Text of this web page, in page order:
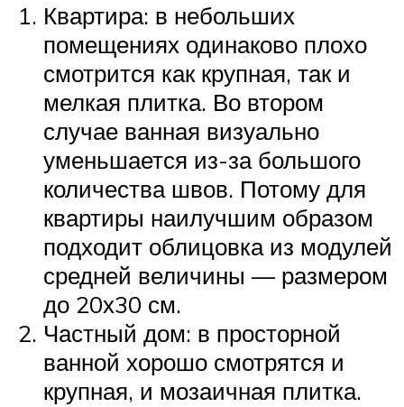
Квартира: в небольших
помещениях одинаково плохо
смотрится как крупная, так и
мелкая плитка. Во втором
случае ванная визуально
уменьшается из-за большого
количества швов. Потому для
квартиры наилучшим образом
подходит облицовка из модулей
средней величины — размером
до 20х30 см.
Частный дом: в просторной
ванной хорошо смотрятся и
крупная, и мозаичная плитка.